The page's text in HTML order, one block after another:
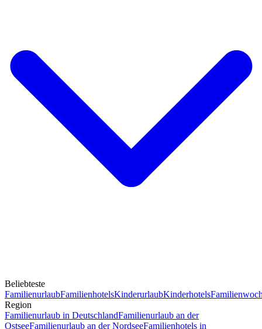
Beliebteste
FamilienurlaubFamilienhotelsKinderurlaubKinderhotels
Region
Familienurlaub in DeutschlandFamilienurlaub an der
OstseeFamilienurlaub an der NordseeFamilienhotels in